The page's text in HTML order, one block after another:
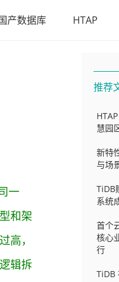
产数据库 HTAP
一
和架
高，
辑拆
推荐
慧园
新特
与场
TiDB
系统
首个
核心
行
TiDB